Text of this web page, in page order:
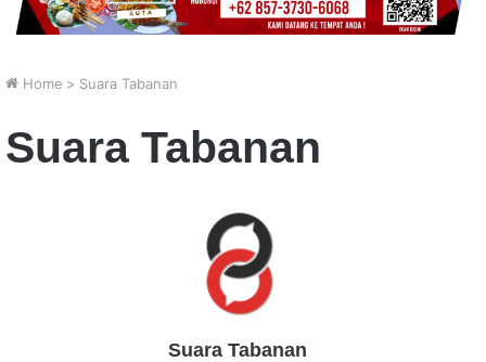
Home > Suara Tabanan
Suara Tabanan
Suara Tabanan